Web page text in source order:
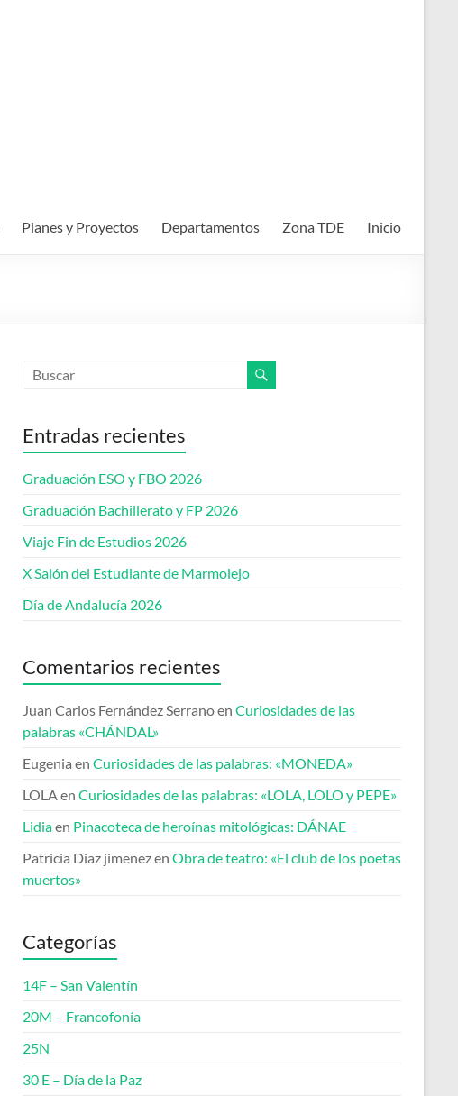
Planes y Proyectos Departamentos Zona TDE Inicio
Entradas recientes
Graduación ESO y FBO 2026
Graduación Bachillerato y FP 2026
Viaje Fin de Estudios 2026
X Salón del Estudiante de Marmolejo
Día de Andalucía 2026
Comentarios recientes
Juan Carlos Fernández Serranoen Curiosidades de las
palabras «CHÁNDAL»
Eugenia en Curiosidades de las palabras: «MONEDA»
LOLAen Curiosidades de las palabras: «LOLA, LOLO y PEPE»
Lidiaen Pinacoteca de heroínas mitológicas: DÁNAE
Patricia Diaz jimenezen Obra de teatro: «El club de los poetas
muertos»
Categorías
14F – San Valentín
20M – Francofonía
25N
30 E – Día de la Paz